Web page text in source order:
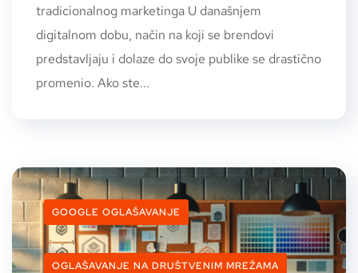
tradicionalnog marketinga U današnjem
digitalnom dobu, način na koji se brendovi
predstavljaju i dolaze do svoje publike se drastično
promenio. Ako ste...
GOOGLE OGLAŠAVANJE
OGLAŠAVANJE NA DRUŠTVENIM MREŽAMA